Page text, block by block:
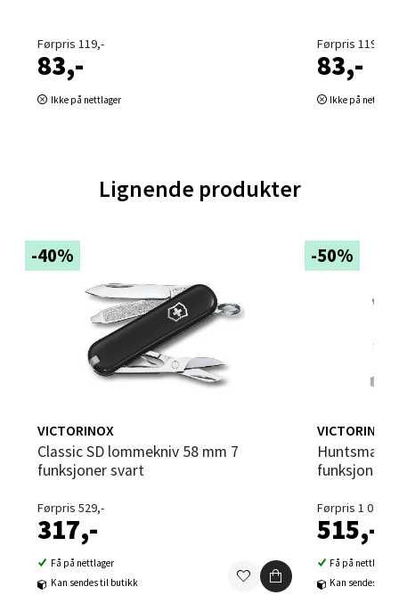
Førpris 119,-
83,-
Ikke på nettlager
Førpris 119,-
83,-
Ikke på
Lignende produkter
-40%
VICTORINOX
Classic SD lommekniv 58 mm 7
funksjoner svart
Førpris 529,-
317,-
Få på nettlager
Kan sendes til butikk
-50%
VICTORINOX
Huntsman lommekniv 91mm 15
funksjoner
Førpris 1 029,-
515,-
Få på nettlager
Kan sendes til
Velg
0 i butikk
Ski Storsenter, Jernbanesvingen 6, 1400 Ski
Åpent i dag 10-19
Velg